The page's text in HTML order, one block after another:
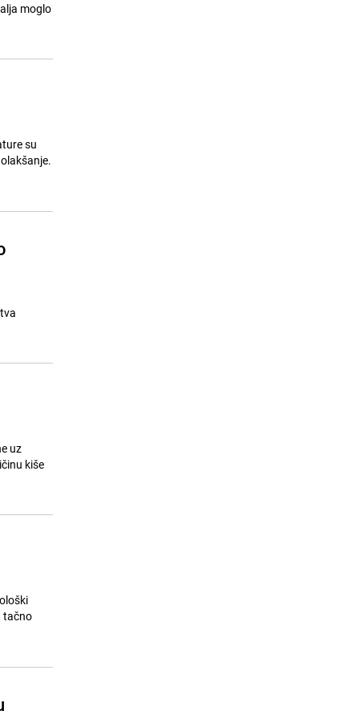
moglo
su
uz
kiše
tačno